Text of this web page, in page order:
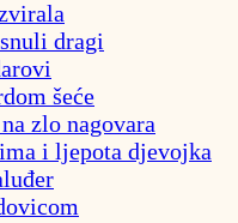
dragi
šeće
zlo nagovara
i ljepota djevojka